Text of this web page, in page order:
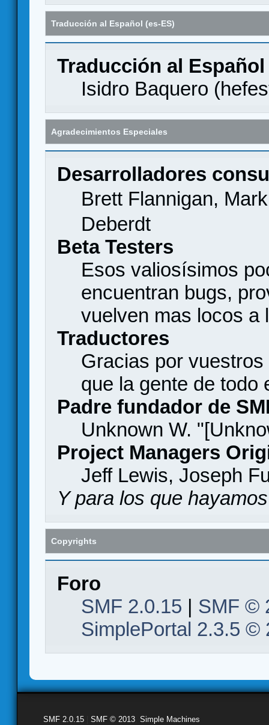
Traducción al Español (es-ES)
Traducción al Español
Isidro Baquero (
Agradecimientos Especiales
Desarrolladores
Brett Flannigan,
Deberdt
Beta Testers
Esos valiosísimos
encuentran bugs,
vuelven mas locos a
Traductores
Gracias por
que la gente de todo
Padre fundador de
Unknown W.
Project Managers
Jeff Lewis, Joseph
Y para los que
Copyrights
Foro
SMF 2.0.15 | SMF ©
SimplePortal 2.3.5 ©
SMF 2.0.15 SMF © 2013 Simple Machines